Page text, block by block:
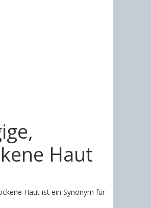
Haut
Haut ist ein Synonym für